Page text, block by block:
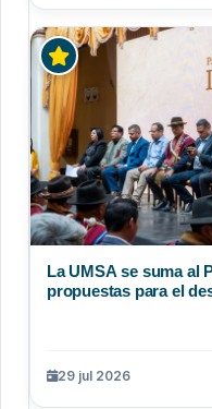
La UMSA se suma al
propuestas para el
29 jul 2026